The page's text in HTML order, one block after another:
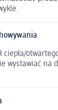
ciepła/
wystawiać na